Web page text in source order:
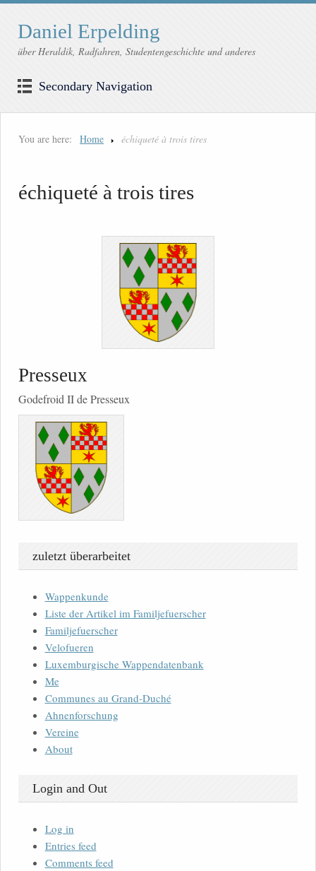
Daniel Erpelding
über Heraldik, Radfahren, Studentengeschichte und anderes
Secondary Navigation
You are here: Home échiqueté à trois tires
échiqueté à trois tires
Presseux
Godefroid II de Presseux
zuletzt überarbeitet
Wappenkunde
Liste der Artikel im Familjefuerscher
Familjefuerscher
Velofueren
Luxemburgische Wappendatenbank
Me
Communes au Grand-Duché
Ahnenforschung
Vereine
About
Login and Out
Log in
Entries feed
Comments feed